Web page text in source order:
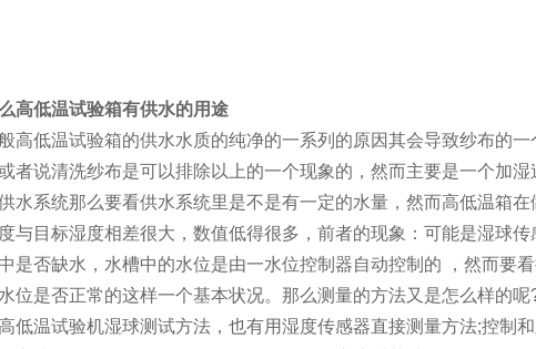
高低温试验箱有供水的用途
高低温试验箱的供水水质的纯净的一系列的原因其会导致纱布的
者说清洗纱布是可以排除以上的一个现象的，然而主要是一个加
水系统那么要看供水系统里是不是有一定的水量，然而高低温箱
与目标湿度相差很大，数值低得很多，前者的现象：可能是湿球
是否缺水，水槽中的水位是由一水位控制器自动控制的 ，然而要
位是否正常的这样一个基本状况。那么测量的方法又是怎么样的呢
温试验机湿球测试方法，也有用湿度传感器直接测量方法;控制